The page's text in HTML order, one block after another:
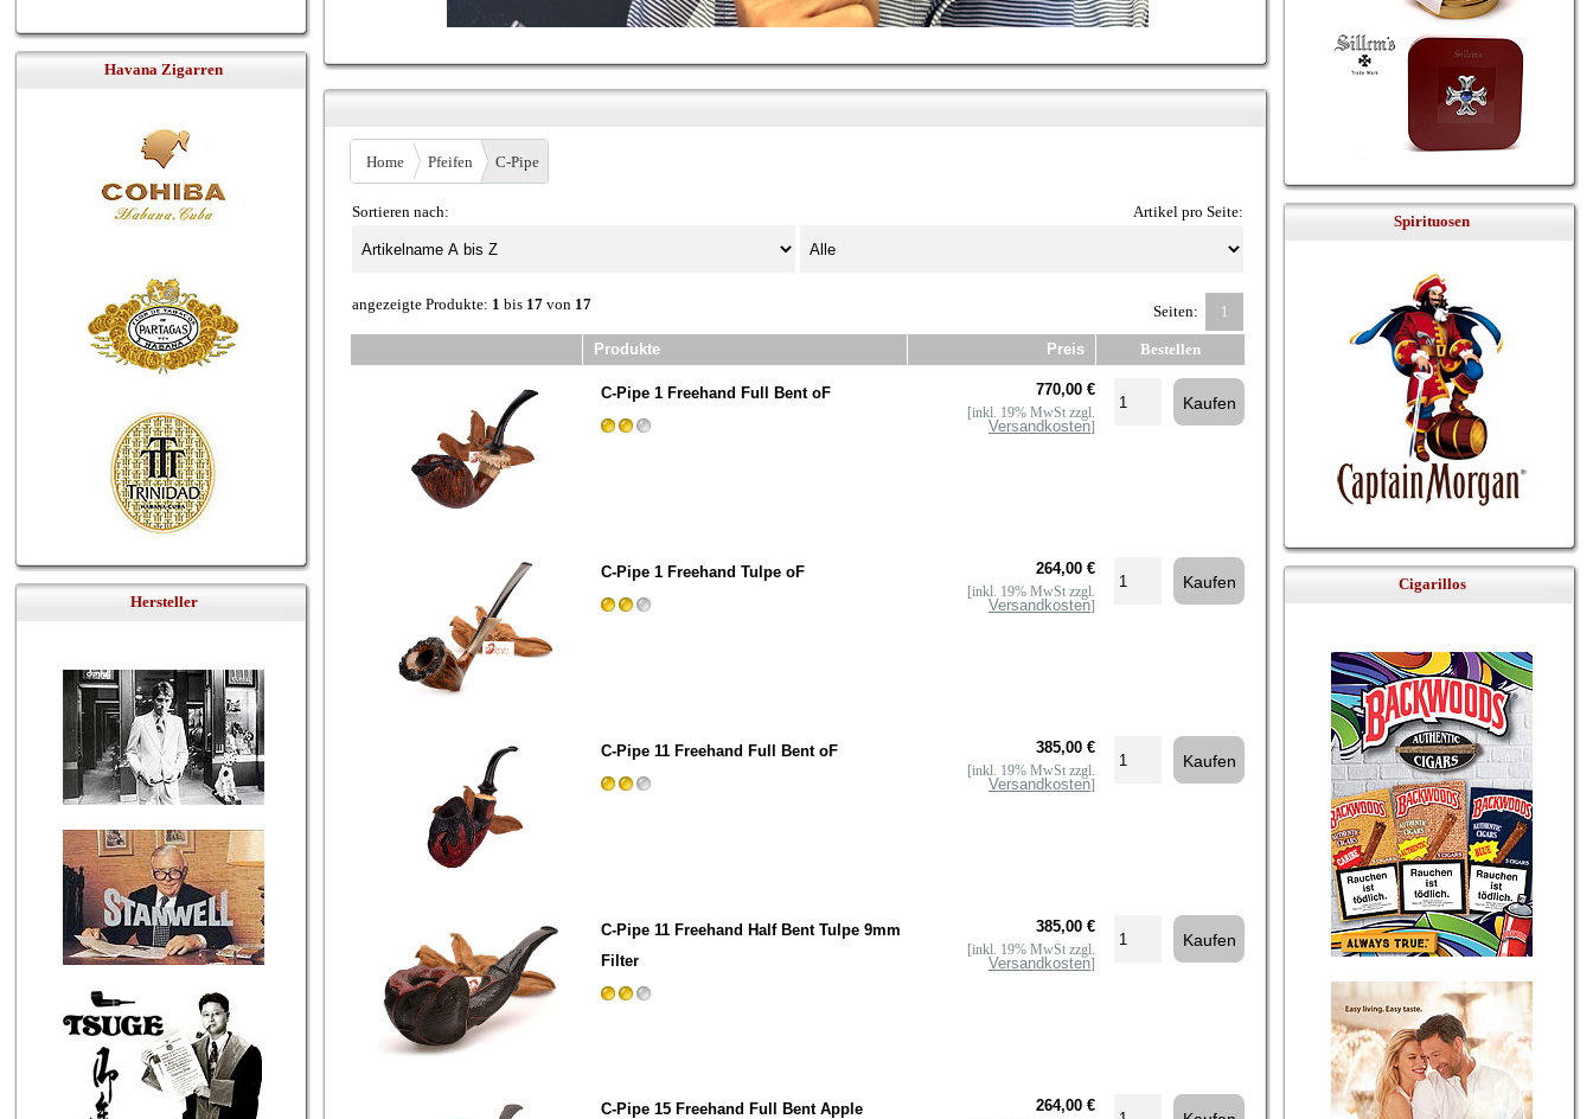
Havana Zigarren
Hersteller
Home Pfeifen C-Pipe
Sortieren nach: Artikel pro Seite:
angezeigte Produkte: 1 bis 17 von 17 Seiten: 1
Produkte Preis Bestellen
C-Pipe 1 Freehand Full Bent oF 770,00 €
[inkl. 19% MwSt zzgl.
Versandkosten]
C-Pipe 1 Freehand Tulpe oF 264,00 €
[inkl. 19% MwSt zzgl.
Versandkosten]
C-Pipe 11 Freehand Full Bent oF 385,00 €
[inkl. 19% MwSt zzgl.
Versandkosten]
C-Pipe 11 Freehand Half Bent Tulpe 9mm
Filter
385,00 €
[inkl. 19% MwSt zzgl.
Versandkosten]
C-Pipe 15 Freehand Full Bent Apple
264,00 €
Spirituosen
Cigarillos